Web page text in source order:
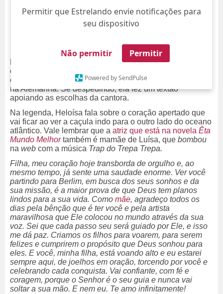
Permitir que Estrelando envie notificações para
seu dispositivo
Não permitir Permitir
Powered by SendPulse
Mamãe orgulhosa! Heloísa Périssé revelou que vai ficar
com o ninho mais vazio. Pelas redes sociais, a atriz
compartilhou que a filha, Antônia está indo para Berlim,
na Alemanha. Se despedindo, ela fez um textão
apoiando as escolhas da cantora.
Na legenda, Heloísa fala sobre o coração apertado que
vai ficar ao ver a caçula indo para o outro lado do oceano
atlântico. Vale lembrar que a atriz que está na novela Êta
Mundo Melhortambém é mamãe de Luísa, que bombou
na web com a música Trap do Trepa Trepa.
Filha, meu coração hoje transborda de orgulho e, ao
mesmo tempo, já sente uma saudade enorme. Ver você
partindo para Berlim, em busca dos seus sonhos e da
sua missão, é a maior prova de que Deus tem planos
lindos para a sua vida. Como mãe, agradeço todos os
dias pela bênção que é ter você e pela artista
maravilhosa que Ele colocou no mundo através da sua
voz. Sei que cada passo seu será guiado por Ele, e isso
me dá paz. Criamos os filhos para voarem, para serem
felizes e cumprirem o propósito que Deus sonhou para
eles. E você, minha filha, está voando alto e eu estarei
sempre aqui, de joelhos em oração, torcendo por você e
celebrando cada conquista. Vai confiante, com fé e
coragem, porque o Senhor é o seu guia e nunca vai
soltar a sua mão. E nem eu. Te amo infinitamente!